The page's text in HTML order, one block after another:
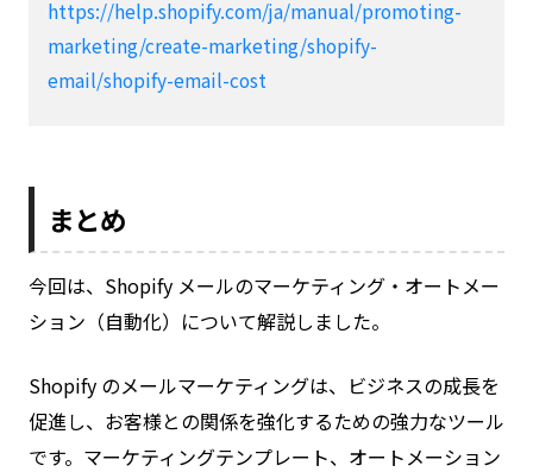
https://help.shopify.com/ja/manual/promoting-
marketing/create-marketing/shopify-
email/shopify-email-cost
まとめ
今回は、Shopify メールのマーケティング・オートメー
ション（自動化）について解説しました。
Shopify のメールマーケティングは、ビジネスの成長を
促進し、お客様との関係を強化するための強力なツール
です。マーケティングテンプレート、オートメーション